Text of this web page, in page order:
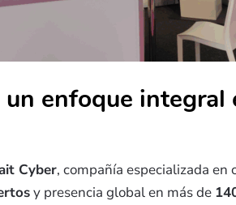
enfoque
Cyber, compañía especializada
y presencia global en más de